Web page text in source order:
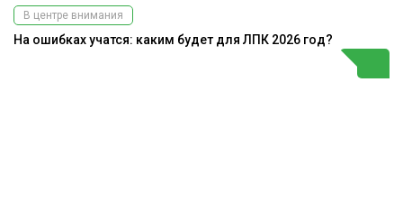
В центре внимания
На ошибках учатся: каким будет для ЛПК 2026 год?